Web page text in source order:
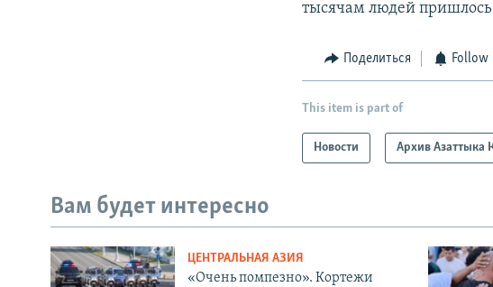
тысячам людей
Поделиться Follow
This item is part of
Новости Архив Азаттыка
Вам будет интересно
ЦЕНТРАЛЬНАЯ АЗИЯ
«Очень помпезно». Кортежи